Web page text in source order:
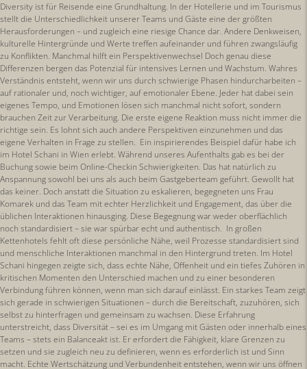
Diversity ist für Reisende eine Grundhaltung. In der Hotellerie und im Tourismus
stellt die Unterschiedlichkeit unserer Teams und Gäste eine der größten
Herausforderungen – und zugleich eine riesige Chance dar. Andere Denkweisen,
kulturelle Hintergründe und Werte treffen aufeinander und führen zwangsläufig
zu Konflikten. Manchmal hilft ein Perspektivenwechsel Doch genau diese
Differenzen bergen das Potenzial für intensives Lernen und Wachstum. Wahres
Verständnis entsteht, wenn wir uns durch schwierige Phasen hindurcharbeiten –
auf rationaler und, noch wichtiger, auf emotionaler Ebene. Jeder hat dabei sein
eigenes Tempo, und Emotionen lösen sich manchmal nicht sofort, sondern
brauchen Zeit zur Verarbeitung. Die erste eigene Reaktion muss nicht immer die
richtige sein. Es lohnt sich auch andere Perspektiven einzunehmen und das
eigene Verhalten in Frage zu stellen. Ein inspirierendes Beispiel dafür habe ich
im Hotel Schani in Wien erlebt. Während unseres Aufenthalts gab es bei der
Buchung sowie beim Online-Checkin Schwierigkeiten. Das hat natürlich zu
Anspannung sowohl bei uns als auch beim Gastgeberteam geführt. Gewollt hat
das keiner. Doch anstatt die Situation zu eskalieren, begegneten uns Frau
Komarek und das Team mit echter Herzlichkeit und Engagement, das über die
üblichen Interaktionen hinausging. Diese Begegnung war weder oberflächlich
noch standardisiert – sie war spürbar echt und authentisch. In großen
Kettenhotels fehlt oft diese persönliche Nähe, weil Prozesse standardisiert sind
und menschliche Interaktionen manchmal in den Hintergrund treten. Im Hotel
Schani hingegen zeigte sich, dass echte Nähe, Offenheit und ein tiefes Zuhören in
kritischen Momenten den Unterschied machen und zu einer besonderen
Verbindung führen können, wenn man sich darauf einlässt. Ein starkes Team zeigt
sich gerade in schwierigen Situationen – durch die Bereitschaft, zuzuhören, sich
selbst zu hinterfragen und gemeinsam zu wachsen. Diese Erfahrung
unterstreicht, dass Diversität – sei es im Umgang mit Gästen oder innerhalb eines
Teams – stets ein Balanceakt ist. Er erfordert die Fähigkeit, klare Grenzen zu
setzen und sie zugleich neu zu definieren, wenn es erforderlich ist und Sinn
macht. Echte Wertschätzung und Verbundenheit entstehen, wenn wir uns öffnen